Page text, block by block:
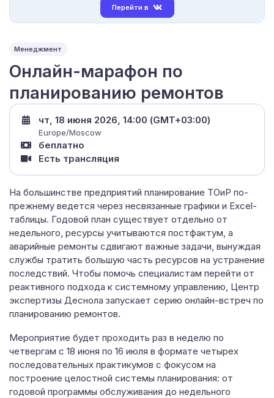
Перейти в
Менеджмент
Онлайн-марафон по
планированию ремонтов
На большинстве предприятий планирование ТОиР по-
прежнему ведется через несвязанные графики и Excel-
таблицы. Годовой план существует отдельно от
недельного, ресурсы учитываются постфактум, а
аварийные ремонты сдвигают важные задачи, вынуждая
службы тратить большую часть ресурсов на устранение
последствий. Чтобы помочь специалистам перейти от
реактивного подхода к системному управлению, Центр
экспертизы Деснола запускает серию онлайн-встреч по
планированию ремонтов.
Мероприятие будет проходить раз в неделю по
четвергам с 18 июня по 16 июля в формате четырех
последовательных практикумов с фокусом на
построение целостной системы планирования: от
годовой программы обслуживания до недельного
чт, 18 июня 2026, 14:00 (GMT+03:00)
Europe/Moscow
беплатно
Есть трансляция